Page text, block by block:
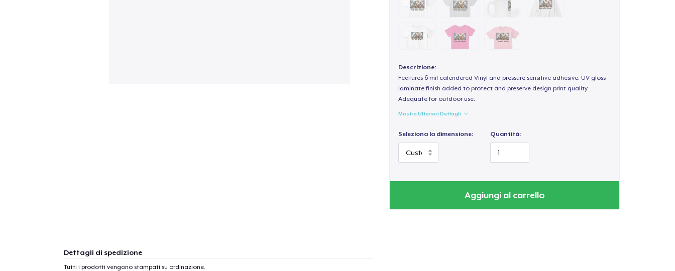
Descrizione:
Features 6 mil calendered Vinyl and pressure sensitive adhesive. UV gloss
laminate finish added to protect and preserve design print quality.
Adequate for outdoor use.
Mostra Ulteriori Dettagli
Seleziona la dimensione: Quantità:
Aggiungi al carrello
Dettagli di spedizione
Tutti i prodotti vengono stampati su ordinazione.